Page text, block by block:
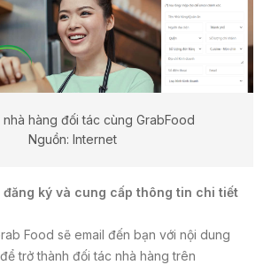
hàng đối tác cùng GrabFood
Nguồn: Internet
đăng ký và cung cấp thông tin chi tiết
Food sẽ email đến bạn với nội dung
trở thành đối tác nhà hàng trên